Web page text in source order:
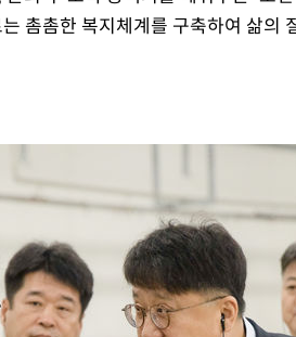
촘촘한 복지체계를 구축하여 삶의